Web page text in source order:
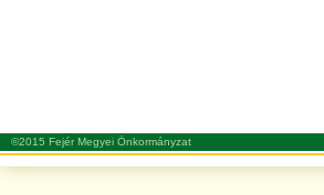
©2015 Fejér Megyei Önkormányzat